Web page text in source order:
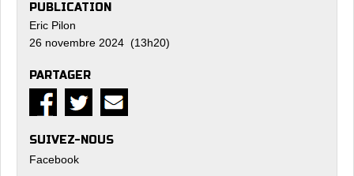
PUBLICATION
Eric Pilon
26 novembre 2024 (13h20)
PARTAGER
SUIVEZ-NOUS
Facebook